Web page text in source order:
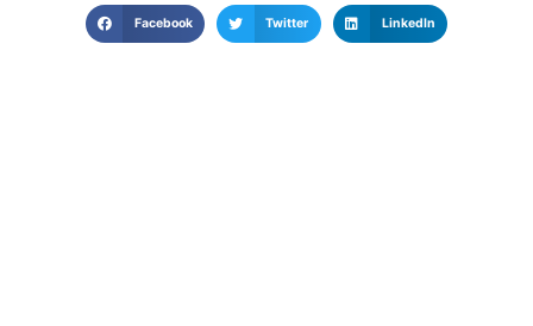
Facebook Twitter LinkedIn